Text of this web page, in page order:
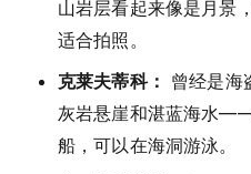
山岩层看起来像是月景
适合拍照。
克莱夫蒂科： 曾经是海
灰岩悬崖和湛蓝海水
船，可以在海洞游泳。